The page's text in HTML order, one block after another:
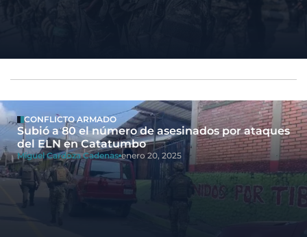
CONFLICTO ARMADO
Subió a 80 el número de asesinados por ataques
del ELN en Catatumbo
Miguel Cardoza Cadenas enero 20, 2025